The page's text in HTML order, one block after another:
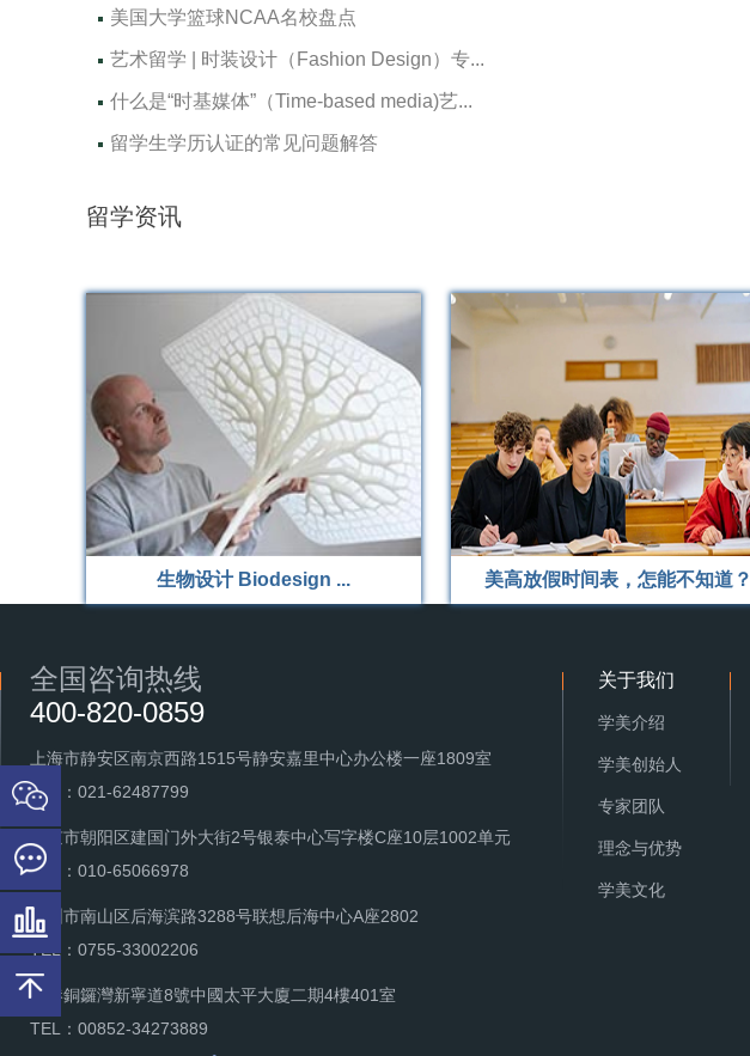
美国大学篮球NCAA名校盘点
艺术留学 | 时装设计（Fashion Design）专...
什么是“时基媒体”（Time-based media)艺...
留学生学历认证的常见问题解答
留学资讯
生物设计 Biodesign ... 美高放假时间表，怎能不知道？
全国咨询热线
400-820-0859
上海市静安区南京西路1515号静安嘉里中心办公楼一座1809室
TEL：021-62487799
北京市朝阳区建国门外大街2号银泰中心写字楼C座10层1002单元
TEL：010-65066978
深圳市南山区后海滨路3288号联想后海中心A座2802
TEL：0755-33002206
香港銅鑼灣新寧道8號中國太平大廈二期4樓401室
TEL：00852-34273889
关于我们
学美介绍
学美创始人
专家团队
理念与优势
学美文化